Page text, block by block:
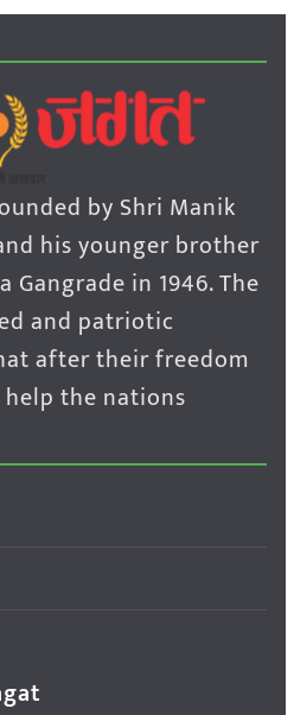
by Shri Manik
his younger brother
Gangrade in 1946. The
and patriotic
after their freedom
the nations